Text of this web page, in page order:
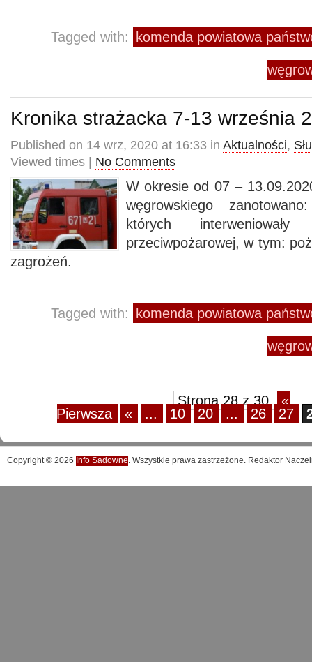
Tagged with: komenda powiatowa
Kronika strażacka 7-13 września
Published on 14 wrz, 2020 at 16:33 in Aktualności,
Viewed times | No Comments
W okresie od 07 –
węgrowskiego
których
przeciwpożarowej, w tym:
zagrożeń.
Tagged with: komenda powiatowa
Strona 28 z 30
«
Pierwsza
« ... 10 20 ... 26 27
Copyright © 2026 Info Sadowne. Wszystkie prawa zastrzeżone. Redaktor